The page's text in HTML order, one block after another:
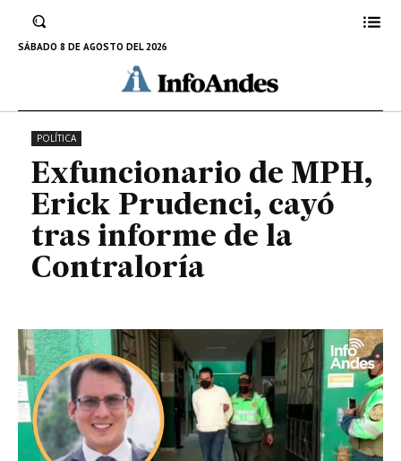
SÁBADO 8 DE AGOSTO DEL 2026
Prudenci, cayó tras informe de la
Contraloría
15 DE AGOSTO DE 2022
POLÍTICA
Exfuncionario de MPH,
Erick Prudenci, cayó
tras informe de la
Contraloría